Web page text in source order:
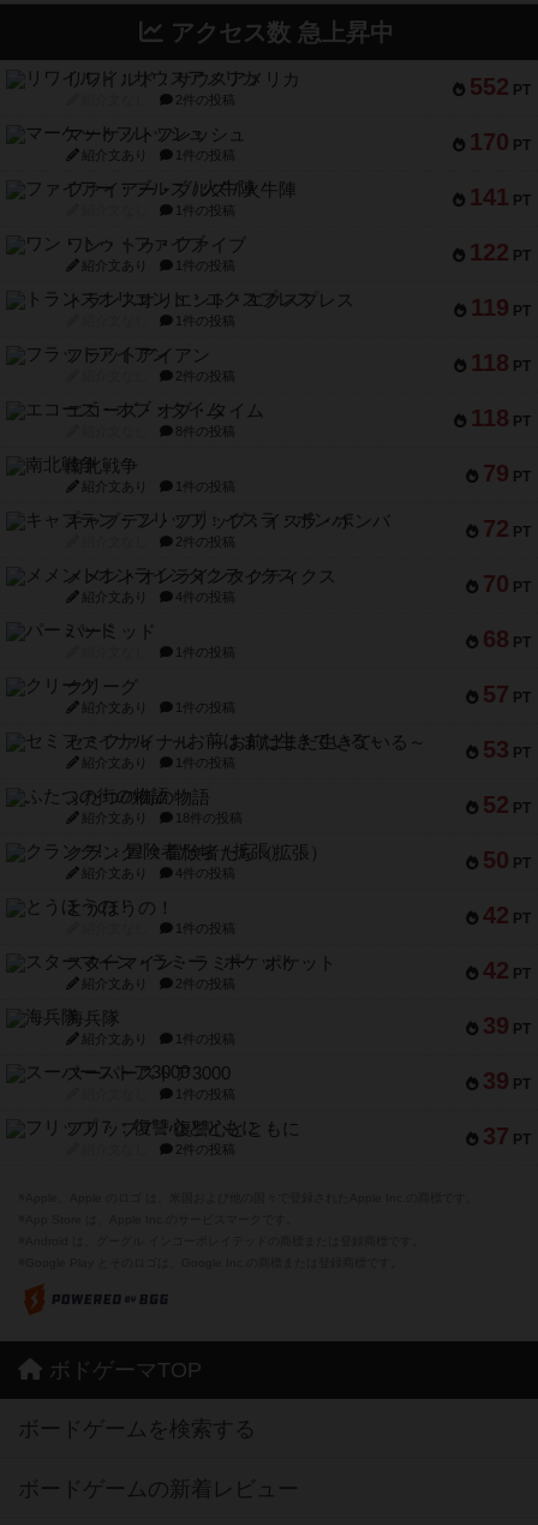
アクセス数 急上昇中
552 PT
リワイルド：サウスアメリカ
2件の投稿
170 PT
マーケットフレッシュ
紹介文あり 1件の投稿
141 PT
ファイアー・ブルズ / 火牛陣
1件の投稿
122 PT
ワン・トゥ・ファイブ
紹介文あり 1件の投稿
119 PT
トランスオリエント・エクスプレス
1件の投稿
118 PT
フラットアイアン
2件の投稿
118 PT
エコーズ・オブ・タイム
8件の投稿
79 PT
南北戦争
紹介文あり 1件の投稿
72 PT
キャプテン・フリップ：イスラ・ボンバ
2件の投稿
70 PT
メメントオンラインタクティクス
紹介文あり 4件の投稿
68 PT
パーミッド
1件の投稿
57 PT
クリーグ
紹介文あり 1件の投稿
53 PT
セミファイナル ～お前はまだ生きている～
紹介文あり 1件の投稿
52 PT
ふたつの街の物語
紹介文あり 18件の投稿
50 PT
クランク! ：冒険者たち（拡張）
紹介文あり 4件の投稿
42 PT
とうほうの！
1件の投稿
42 PT
スターマイン・ラミー ポケット
紹介文あり 2件の投稿
39 PT
海兵隊
紹介文あり 1件の投稿
39 PT
スーパーストア3000
1件の投稿
37 PT
フリップ７：復讐心とともに
2件の投稿
ボドゲーマTOP
ボードゲームを検索する
ボードゲームの新着レビュー